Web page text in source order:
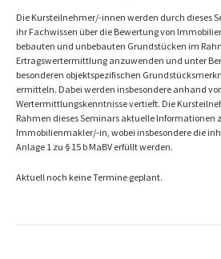
Die Kursteilnehmer/-innen werden durch dieses
ihr Fachwissen über die Bewertung von
bebauten und unbebauten Grundstücken im
Ertragswertermittlung anzuwenden und unter
besonderen objektspezifischen
ermitteln. Dabei werden insbesondere anhand
Wertermittlungskenntnisse vertieft. Die
Rahmen dieses Seminars aktuelle Informationen
Immobilienmakler/-in, wobei insbesondere die
Anlage 1 zu § 15 b MaBV erfüllt werden.
Aktuell noch keine Termine geplant.